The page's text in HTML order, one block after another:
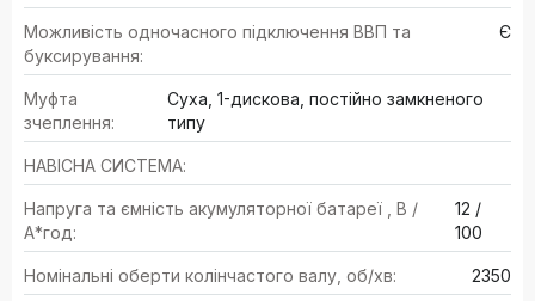
Можливість одночасного підключення ВВП та
буксирування:
Є
Муфта
зчеплення:
Суха, 1-дискова, постійно замкненого
типу
НАВІСНА СИСТЕМА:
Напруга та ємність акумуляторної батареї , В /
А*год:
12 /
100
Номінальні оберти колінчастого валу, об/хв: 2350